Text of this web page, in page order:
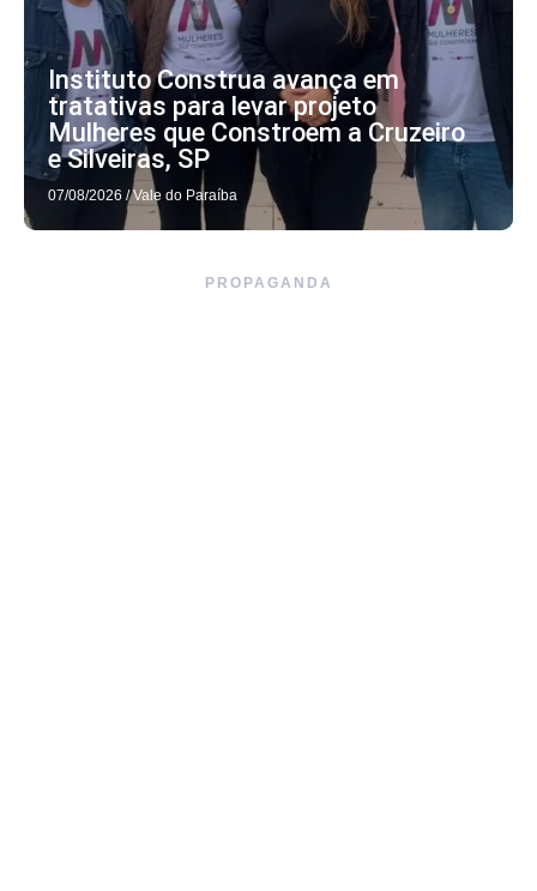
Instituto Construa avança em
tratativas para levar projeto
Mulheres que Constroem a Cruzeiro
e Silveiras, SP
07/08/2026 / Vale do Paraíba
PROPAGANDA